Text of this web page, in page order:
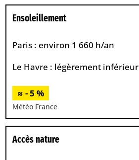
Ensoleillement
Paris : environ 1 660 h/an
Le Havre : légèrement inférieur
≈ - 5 %
Météo France
Accès nature